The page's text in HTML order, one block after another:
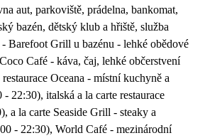
aut, parkoviště, prádelna, bankomat,
bazén, dětský klub a hřiště, služba
Barefoot Grill u bazénu - lehké obědové
Café - káva, čaj, lehké občerstvení
Oceana - místní kuchyně a
22:30), italská a la carte restaurace
a la carte Seaside Grill - steaky a
- 22:30), World Café - mezinárodní